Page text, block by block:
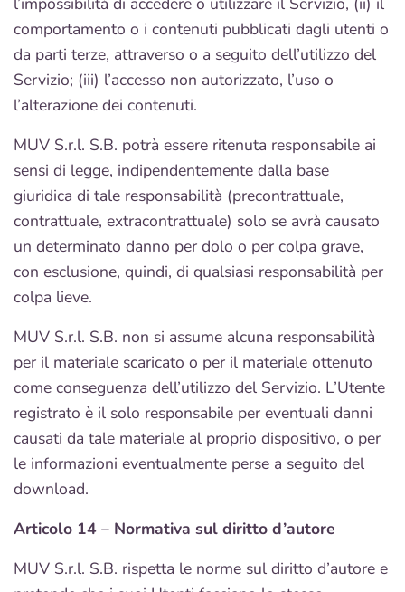
comportamento o i contenuti pubblicati dagli utenti o
da parti terze, attraverso o a seguito dell’utilizzo del
Servizio; (iii) l’accesso non autorizzato, l’uso o
l’alterazione dei contenuti.
MUV S.r.l. S.B. potrà essere ritenuta responsabile ai
sensi di legge, indipendentemente dalla base
giuridica di tale responsabilità (precontrattuale,
contrattuale, extracontrattuale) solo se avrà causato
un determinato danno per dolo o per colpa grave,
con esclusione, quindi, di qualsiasi responsabilità per
colpa lieve.
MUV S.r.l. S.B. non si assume alcuna responsabilità
per il materiale scaricato o per il materiale ottenuto
come conseguenza dell’utilizzo del Servizio. L’Utente
registrato è il solo responsabile per eventuali danni
causati da tale materiale al proprio dispositivo, o per
le informazioni eventualmente perse a seguito del
download.
Articolo 14 – Normativa sul diritto d’autore
MUV S.r.l. S.B. rispetta le norme sul diritto d’autore e